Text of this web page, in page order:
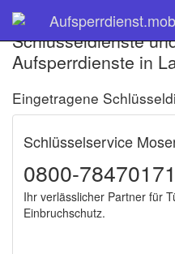
Schlüsseldienste
Aufsperrdienste in
Eingetragene
Schlüsselservice
0800-78470171
Ihr verlässlicher Partner für
Einbruchschutz.